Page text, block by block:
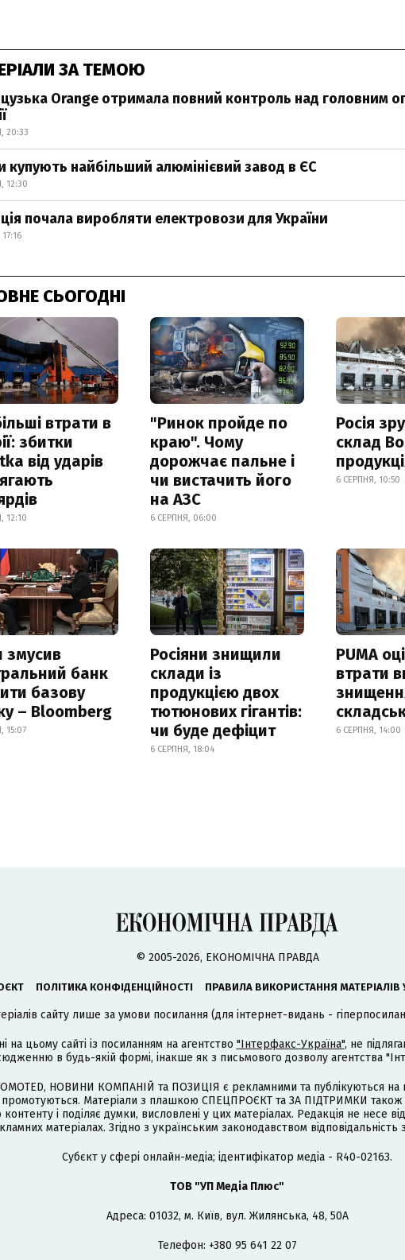
ЗА ТЕМОЮ
Orange отримала повний контроль над головним
20:33
купують найбільший алюмінієвий завод в ЄС
12:30
почала виробляти електровози для України
СЬОГОДНІ
втрати в
збитки
від ударів
12:10
"Ринок пройде по
краю". Чому
дорожчає пальне і
чи вистачить його
на АЗС
6 СЕРПНЯ, 06:00
Росія
склад
6 СЕРПНЯ, 10:50
змусив
банк
базову
– Bloomberg
15:07
Росіяни знищили
склади із
продукцією двох
тютюнових гігантів:
чи буде дефіцит
6 СЕРПНЯ, 18:04
PUMA
втрати
6 СЕРПНЯ, 14:00
© 2005-2026, ЕКОНОМІЧНА ПРАВДА
ПОЛІТИКА КОНФІДЕНЦІЙНОСТІ ПРАВИЛА ВИКОРИСТАННЯ МАТЕРІАЛІВ
сайту лише за умови посилання (для інтернет-видань -
на цьому сайті із посиланням на агентство "Інтерфакс-Україна", не
в будь-якій формі, інакше як з письмового дозволу агентства
НОВИНИ КОМПАНІЙ та ПОЗИЦІЯ є рекламними та публікуються на
промотуються. Матеріали з плашкою СПЕЦПРОЄКТ та ЗА ПІДТРИМКИ
контенту і поділяє думки, висловлені у цих матеріалах. Редакція не несе
матеріалах. Згідно з українським законодавством
Cубєкт у сфері онлайн-медіа; ідентифікатор медіа - R40-02163.
ТОВ "УП Медіа Плюс"
Адреса: 01032, м. Київ, вул. Жилянська, 48, 50А
Телефон: +380 95 641 22 07